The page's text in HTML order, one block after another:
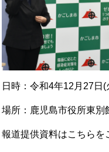
日時：令和4年12月27日
場所：鹿児島市役所東別
報道提供資料はこちらを